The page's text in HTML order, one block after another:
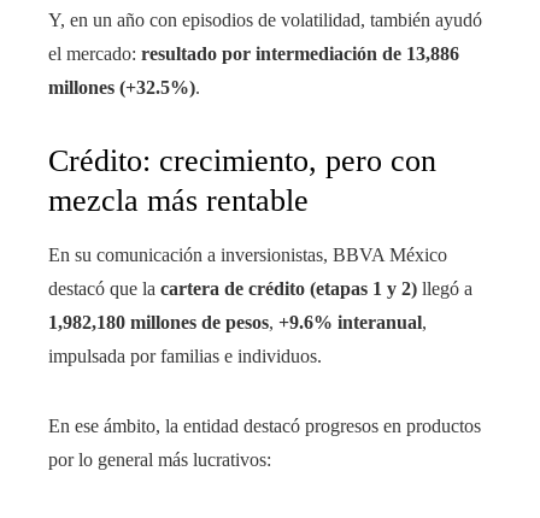
Y, en un año con episodios de volatilidad, también ayudó
el mercado: resultado por intermediación de 13,886
millones (+32.5%).
Crédito: crecimiento, pero con
mezcla más rentable
En su comunicación a inversionistas, BBVA México
destacó que la cartera de crédito (etapas 1 y 2) llegó a
1,982,180 millones de pesos, +9.6% interanual,
impulsada por familias e individuos.
En ese ámbito, la entidad destacó progresos en productos
por lo general más lucrativos: